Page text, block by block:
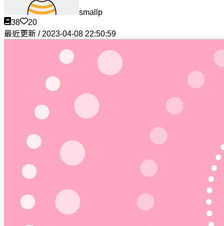
smallp
38
20
最近更新 / 2023-04-08 22:50:59